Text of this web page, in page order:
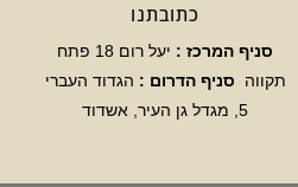
כתובתנו
סניף המרכז :
יעל רום 18 פתח
תקווה
סניף הדרום : הגדוד העברי
5, מגדל גן העיר, אשדוד